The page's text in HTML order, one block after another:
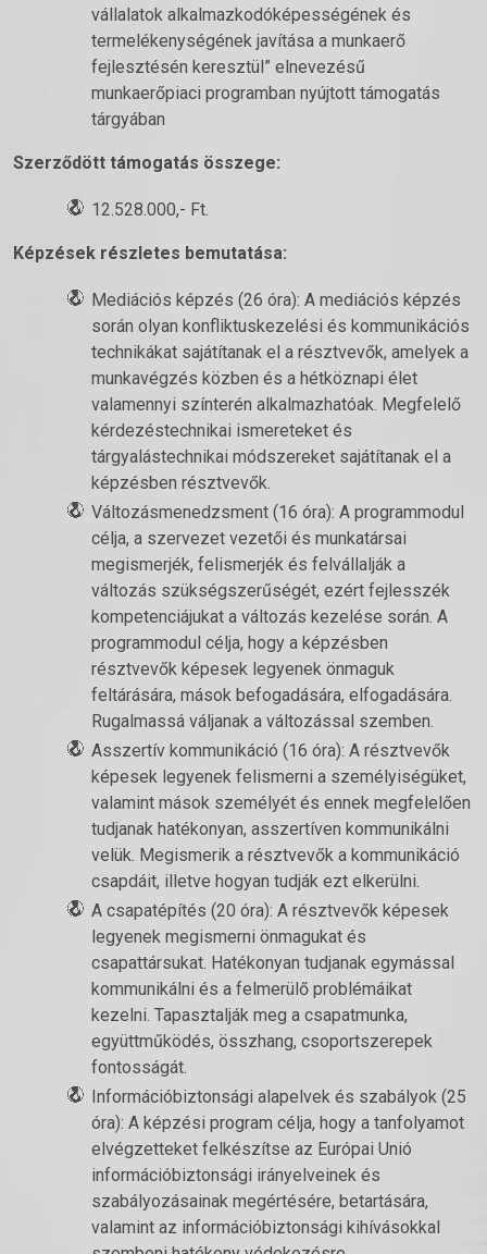
vállalatok alkalmazkodóképességének és
termelékenységének javítása a munkaerő
fejlesztésén keresztül” elnevezésű
munkaerőpiaci programban nyújtott támogatás
tárgyában
Szerződött támogatás összege:
12.528.000,- Ft.
Képzések részletes bemutatása:
Mediációs képzés (26 óra): A mediációs képzés
során olyan konfliktuskezelési és kommunikációs
technikákat sajátítanak el a résztvevők, amelyek a
munkavégzés közben és a hétköznapi élet
valamennyi színterén alkalmazhatóak. Megfelelő
kérdezéstechnikai ismereteket és
tárgyalástechnikai módszereket sajátítanak el a
képzésben résztvevők.
Változásmenedzsment (16 óra): A programmodul
célja, a szervezet vezetői és munkatársai
megismerjék, felismerjék és felvállalják a
változás szükségszerűségét, ezért fejlesszék
kompetenciájukat a változás kezelése során. A
programmodul célja, hogy a képzésben
résztvevők képesek legyenek önmaguk
feltárására, mások befogadására, elfogadására.
Rugalmassá váljanak a változással szemben.
Asszertív kommunikáció (16 óra): A résztvevők
képesek legyenek felismerni a személyiségüket,
valamint mások személyét és ennek megfelelően
tudjanak hatékonyan, asszertíven kommunikálni
velük. Megismerik a résztvevők a kommunikáció
csapdáit, illetve hogyan tudják ezt elkerülni.
A csapatépítés (20 óra): A résztvevők képesek
legyenek megismerni önmagukat és
csapattársukat. Hatékonyan tudjanak egymással
kommunikálni és a felmerülő problémáikat
kezelni. Tapasztalják meg a csapatmunka,
együttműködés, összhang, csoportszerepek
fontosságát.
Információbiztonsági alapelvek és szabályok (25
óra): A képzési program célja, hogy a tanfolyamot
elvégzetteket felkészítse az Európai Unió
információbiztonsági irányelveinek és
szabályozásainak megértésére, betartására,
valamint az információbiztonsági kihívásokkal